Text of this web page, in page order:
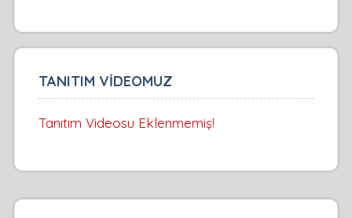
TANITIM VİDEOMUZ
Tanıtım Videosu Eklenmemiş!